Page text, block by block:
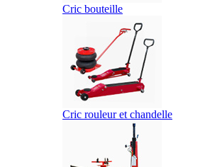
Cric bouteille
Cric rouleur et chandelle